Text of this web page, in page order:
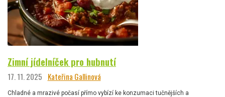
Zimní jídelníček pro hubnutí
17. 11. 2025 Kateřina Gallinová
Chladné a mrazivé počasí přímo vybízí ke konzumaci tučnějších a